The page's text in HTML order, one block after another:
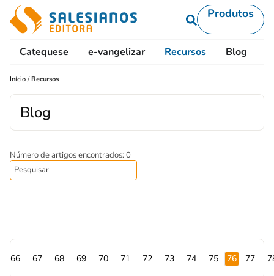
Produtos
Catequese e-vangelizar Recursos Blog
Início /Recursos
Blog
Número de artigos encontrados: 0
66 67 68 69 70 71 72 73 74 75 76 77